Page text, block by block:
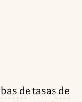
de tasas de